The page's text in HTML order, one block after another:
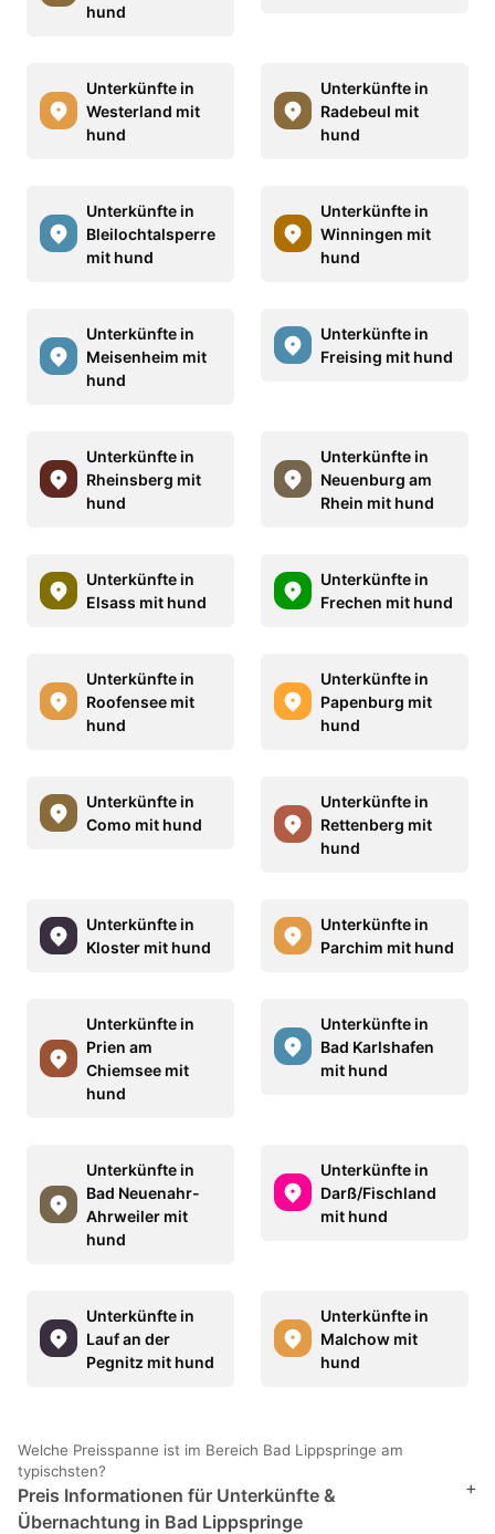
hund
Unterkünfte in
Westerland mit
hund
Unterkünfte in
Radebeul mit
hund
Unterkünfte in
Bleilochtalsperre
mit hund
Unterkünfte in
Winningen mit
hund
Unterkünfte in
Meisenheim mit
hund
Unterkünfte in
Freising mit hund
Unterkünfte in
Rheinsberg mit
hund
Unterkünfte in
Neuenburg am
Rhein mit hund
Unterkünfte in
Elsass mit hund
Unterkünfte in
Frechen mit hund
Unterkünfte in
Roofensee mit
hund
Unterkünfte in
Papenburg mit
hund
Unterkünfte in
Como mit hund
Unterkünfte in
Rettenberg mit
hund
Unterkünfte in
Kloster mit hund
Unterkünfte in
Parchim mit hund
Unterkünfte in
Prien am
Chiemsee mit
hund
Unterkünfte in
Bad Karlshafen
mit hund
Unterkünfte in
Bad Neuenahr-
Ahrweiler mit
hund
Unterkünfte in
Darß/Fischland
mit hund
Unterkünfte in
Lauf an der
Pegnitz mit hund
Unterkünfte in
Malchow mit
hund
Welche Preisspanne ist im Bereich Bad Lippspringe am
typischsten?
Preis Informationen für Unterkünfte &
Übernachtung in Bad Lippspringe
+